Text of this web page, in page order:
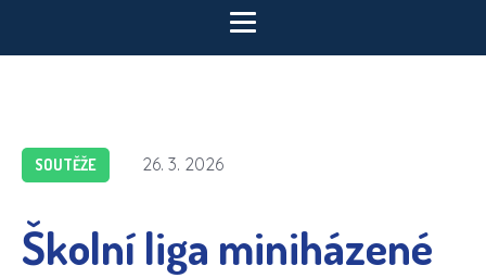
SOUTĚŽE 26. 3. 2026
Školní liga miniházené